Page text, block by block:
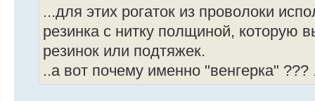
...для этих рогаток из проволоки
резинка с нитку полщиной, которую
резинок или подтяжек.
..а вот почему именно "венгерка"